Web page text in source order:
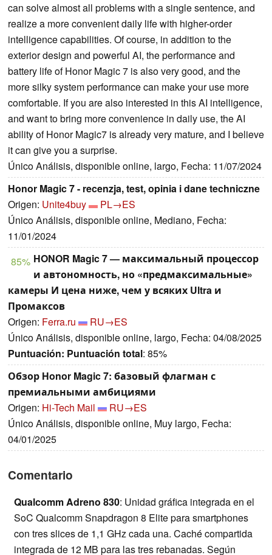
can solve almost all problems with a single sentence, and
realize a more convenient daily life with higher-order
intelligence capabilities. Of course, in addition to the
exterior design and powerful AI, the performance and
battery life of Honor Magic 7 is also very good, and the
more silky system performance can make your use more
comfortable. If you are also interested in this AI intelligence,
and want to bring more convenience in daily use, the AI
ability of Honor Magic7 is already very mature, and I believe
it can give you a surprise.
Único Análisis, disponible online, largo, Fecha: 11/07/2024
Honor Magic 7 - recenzja, test, opinia i dane techniczne
Origen: Unite4buy
PL→ES
Único Análisis, disponible online, Mediano, Fecha:
11/01/2024
85% HONOR Magic 7 — максимальный процессор
и автономность, но «предмаксимальные»
камеры И цена ниже, чем у всяких Ultra и
Промаксов
Origen: Ferra.ru
RU→ES
Único Análisis, disponible online, largo, Fecha: 04/08/2025
Puntuación: Puntuación total: 85%
Обзор Honor Magic 7: базовый флагман с
премиальными амбициями
Origen: Hi-Tech Mail
RU→ES
Único Análisis, disponible online, Muy largo, Fecha:
04/01/2025
Comentario
Qualcomm Adreno 830: Unidad gráfica integrada en el
SoC Qualcomm Snapdragon 8 Elite para smartphones
con tres slices de 1,1 GHz cada una. Caché compartida
integrada de 12 MB para las tres rebanadas. Según